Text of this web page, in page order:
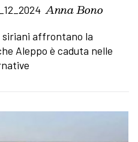
Anna Bono
affrontano la
Aleppo è caduta nelle